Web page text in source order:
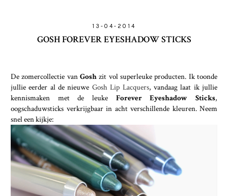
13-04-2014
GOSH FOREVER EYESHADOW STICKS
De zomercollectie van Goshzit vol superleuke producten. Ik toonde
jullie eerder al de nieuwe Gosh Lip Lacquers, vandaag laat ik jullie
kennismaken met de leuke Forever Eyeshadow Sticks,
oogschaduwsticks verkrijgbaar in acht verschillende kleuren. Neem
snel een kijkje: